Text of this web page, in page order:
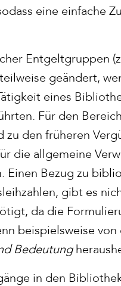
eine einfache
Entgeltgruppen
geändert,
eines
Für den
den früheren
die allgemeine
Einen Bezug zu
gibt es
da die
beispielsweise
Bedeutung
in den